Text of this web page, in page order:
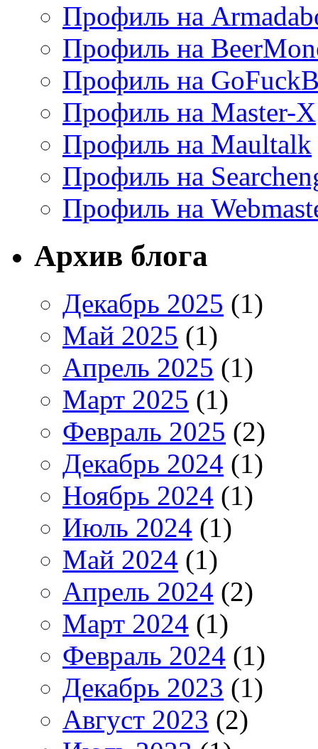
Профиль на
Профиль на
Профиль на
Профиль на Master-X
Профиль на Maultalk
Профиль на
Профиль на
Архив блога
Декабрь 2025 (1)
Май 2025 (1)
Апрель 2025 (1)
Март 2025 (1)
Февраль 2025 (2)
Декабрь 2024 (1)
Ноябрь 2024 (1)
Июль 2024 (1)
Май 2024 (1)
Апрель 2024 (2)
Март 2024 (1)
Февраль 2024 (1)
Декабрь 2023 (1)
Август 2023 (2)